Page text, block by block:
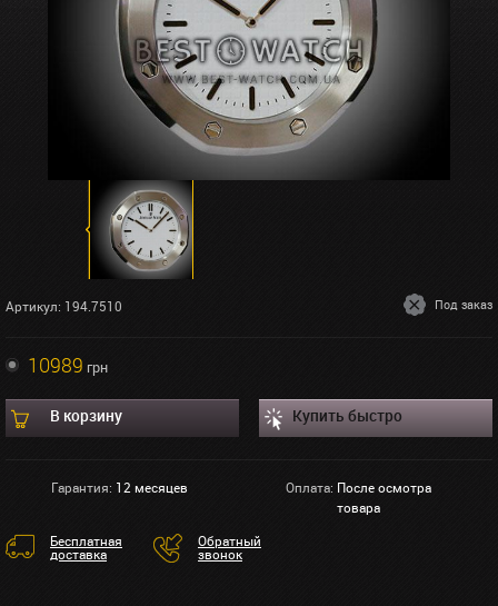
Артикул: 194.7510 Под заказ
10989 грн
В корзину Купить быстро
Гарантия: 12 месяцев Оплата: После осмотра
товара
Бесплатная
доставка
Обратный
звонок